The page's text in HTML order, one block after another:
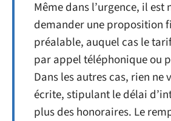
Même dans l’urgence, il est
demander une proposition
préalable, auquel cas le
par appel téléphonique ou
Dans les autres cas, rien ne
écrite, stipulant le délai
plus des honoraires. Le